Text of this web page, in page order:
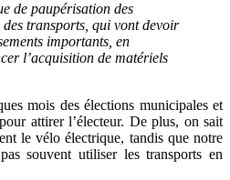
de paupérisation des
transports, qui vont devoir
importants, en
l’acquisition de matériels
mois des élections municipales et
attirer l’électeur. De plus, on sait
le vélo électrique, tandis que notre
souvent utiliser les transports en